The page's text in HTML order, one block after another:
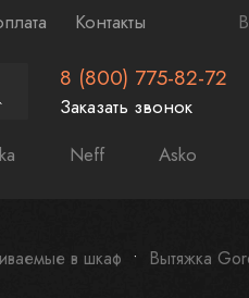
Контакты
8 (800) 775-82-72
Заказать звонок
Neff Asko
в шкаф Вытяжка